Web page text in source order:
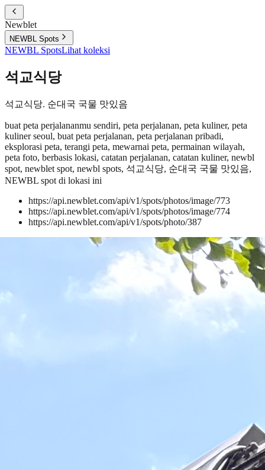
Newblet
NEWBL Spots
NEWBL SpotsLihat koleksi
석교식당
석교식당. 순대국 국물 맛있음
buat peta perjalananmu sendiri, peta perjalanan, peta kuliner, peta
kuliner seoul, buat peta perjalanan, peta perjalanan pribadi,
eksplorasi peta, terangi peta, mewarnai peta, permainan wilayah,
peta foto, berbasis lokasi, catatan perjalanan, catatan kuliner, newbl
spot, newblet spot, newbl spots, 석교식당, 순대국 국물 맛있음,
NEWBL spot di lokasi ini
https://api.newblet.com/api/v1/spots/photos/image/773
https://api.newblet.com/api/v1/spots/photos/image/774
https://api.newblet.com/api/v1/spots/photo/387